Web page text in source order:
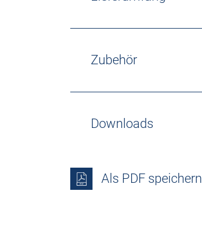
Zubehör
Downloads
Als PDF speichern